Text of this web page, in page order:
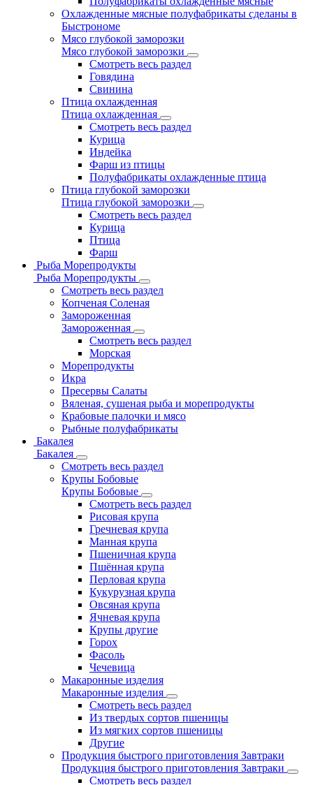
Охлажденные мясные полуфабрикаты сделаны в
Быстрономе
Мясо глубокой заморозки
Мясо глубокой заморозки
Смотреть весь раздел
Говядина
Свинина
Птица охлажденная
Птица охлажденная
Смотреть весь раздел
Курица
Индейка
Фарш из птицы
Полуфабрикаты охлажденные птица
Птица глубокой заморозки
Птица глубокой заморозки
Смотреть весь раздел
Курица
Птица
Фарш
Рыба Морепродукты
Рыба Морепродукты
Смотреть весь раздел
Копченая Соленая
Замороженная
Замороженная
Смотреть весь раздел
Морская
Морепродукты
Икра
Пресервы Салаты
Вяленая, сушеная рыба и морепродукты
Крабовые палочки и мясо
Рыбные полуфабрикаты
Бакалея
Бакалея
Смотреть весь раздел
Крупы Бобовые
Крупы Бобовые
Смотреть весь раздел
Рисовая крупа
Гречневая крупа
Манная крупа
Пшеничная крупа
Пшённая крупа
Перловая крупа
Кукурузная крупа
Овсяная крупа
Ячневая крупа
Крупы другие
Горох
Фасоль
Чечевица
Макаронные изделия
Макаронные изделия
Смотреть весь раздел
Из твердых сортов пшеницы
Из мягких сортов пшеницы
Другие
Продукция быстрого приготовления Завтраки
Продукция быстрого приготовления Завтраки
Смотреть весь раздел